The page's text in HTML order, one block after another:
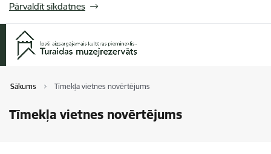
Pārvaldīt sīkdatnes
Sākums Tīmekļa vietnes novērtējums
Tīmekļa vietnes novērtējums